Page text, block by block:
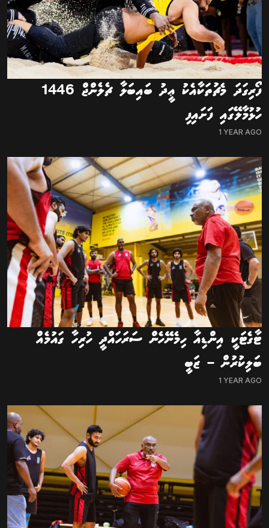
ފޯރިގަދަ މެޗުތަކާއެކު ޢީދު ބައިބަލާ ޗެލެންޖް 1446
ހުޅުމާލޭގައި ފަށައިފި
1 YEAR AGO
ޓާގެޓަކީ އިންޑިއާ ހިމެނޭހެން ސަރަހައްދީ ހުރިހާ ގައުމެއް
ބަލިކުރުން – ޒަބީ
1 YEAR AGO